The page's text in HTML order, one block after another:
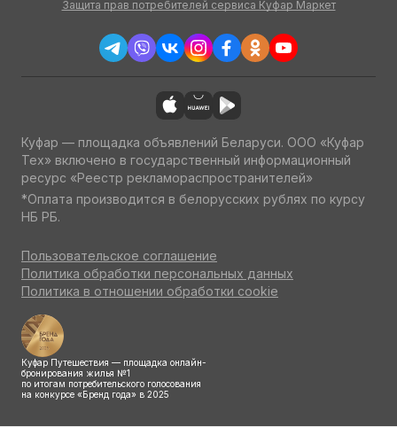
Защита прав потребителей сервиса Куфар Маркет
Куфар — площадка объявлений Беларуси. ООО «Куфар
Тех» включено в государственный информационный
ресурс «Реестр рекламораспространителей»
*Оплата производится в белорусских рублях по курсу
НБ РБ.
Пользовательское соглашение
Политика обработки персональных данных
Политика в отношении обработки cookie
Куфар Путешествия — площадка онлайн-
бронирования жилья №1
по итогам потребительского голосования
на конкурсе «Бренд года» в 2025